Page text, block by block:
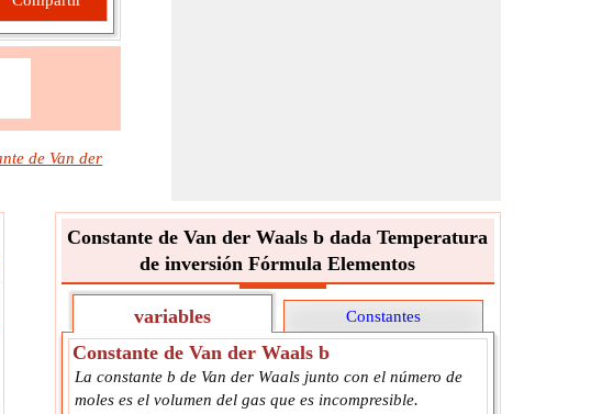
de Van der
Constante de Van der Waals b dada Temperatura
de inversión Fórmula Elementos
variables Constantes
Constante de Van der Waals b
La constante b de Van der Waals junto con el número de
moles es el volumen del gas que es incompresible.